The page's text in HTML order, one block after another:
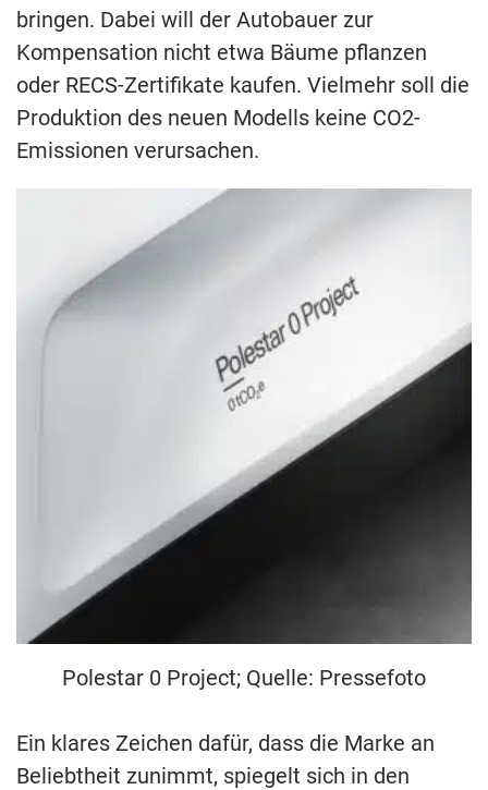
bringen. Dabei will der Autobauer zur
Kompensation nicht etwa Bäume pflanzen
oder RECS-Zertifikate kaufen. Vielmehr soll die
Produktion des neuen Modells keine CO2-
Emissionen verursachen.
Polestar 0 Project; Quelle: Pressefoto
Ein klares Zeichen dafür, dass die Marke an
Beliebtheit zunimmt, spiegelt sich in den